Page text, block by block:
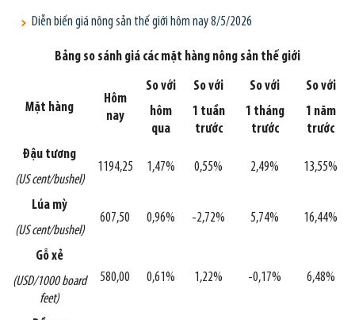
Diễn biến giá nông sản thế giới hôm nay 8/5/2026
Bảng so sánh giá các mặt hàng nông sản thế giới
Mặt hàng
Hôm
nay
So với
hôm
qua
So với
1 tuần
trước
So với
1 tháng
trước
So với
1 năm
trước
Đậu tương
(US cent/bushel)
1194,25 1,47% 0,55% 2,49% 13,55%
Lúa mỳ
(US cent/bushel)
607,50 0,96% -2,72% 5,74% 16,44%
Gỗ xẻ
(USD/1000 board
feet)
580,00 0,61% 1,22% -0,17% 6,48%